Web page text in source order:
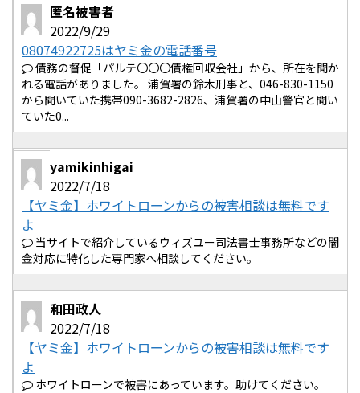
匿名被害者
2022/9/29
08074922725はヤミ金の電話番号
債務の督促「パルテ〇〇〇債権回収会社」から、所在を聞か
れる電話がありました。 浦賀署の鈴木刑事と、046-830-1150
から聞いていた携帯090-3682-2826、浦賀署の中山警官と聞い
ていた0...
yamikinhigai
2022/7/18
【ヤミ金】ホワイトローンからの被害相談は無料です
よ
当サイトで紹介しているウィズユー司法書士事務所などの闇
金対応に特化した専門家へ相談してください。
和田政人
2022/7/18
【ヤミ金】ホワイトローンからの被害相談は無料です
よ
ホワイトローンで被害にあっています。助けてください。